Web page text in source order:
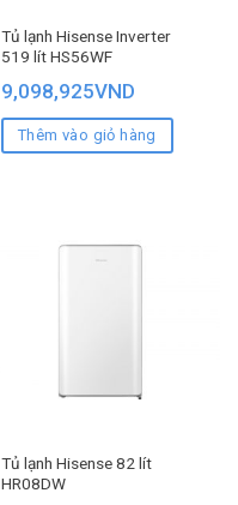
Tủ lạnh Hisense Inverter
519 lít HS56WF
9,098,925VND
Thêm vào giỏ hàng
Tủ lạnh Hisense 82 lít
HR08DW